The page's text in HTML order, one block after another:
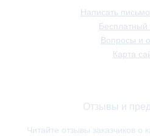
Написать
Бесплатный
Вопросы и
Карта
Отзывы и
Читайте отзывы заказчиков о